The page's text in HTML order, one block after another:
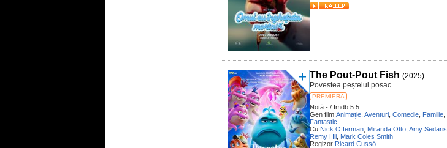
The Pout-Pout Fish (2025)
Povestea peștelui posac
PREMIERA
Notă - / Imdb 5.5
Gen film:Animaţie Aventuri Comedie Familie
Fantastic
Cu:Nick Offerman Miranda Otto Amy Sedaris
Remy Hii Mark Coles Smith
Regizor:Ricard Cussó